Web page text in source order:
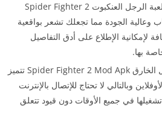
تمتلك لعبة الرجل العنكبوت Spider Fighter 2
وعالية الجودة مما تجعلك تشعر بواقعية
لإمكانية الإطلاع على أدق التفاصيل
بها.
لعبة البطل الخارق Spider Fighter 2 Mod Apk تتميز
وبالتالي لا تحتاج للإتصال بالإنترنت
في جميع الأوقات دون قيود تتعلق